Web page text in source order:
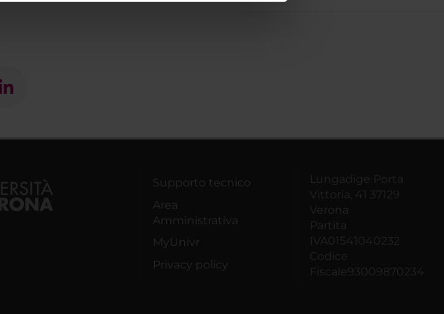
Supporto tecnico
Area
Amministrativa
MyUnivr
Privacy policy
Lungadige Porta
Vittoria, 41 37129
Verona
Partita
IVA01541040232
Codice
Fiscale93009870234